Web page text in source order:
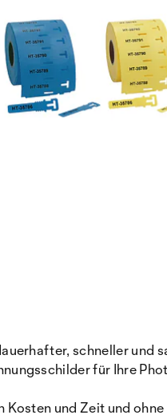
schneller und
für Ihre
Kosten und Zeit und